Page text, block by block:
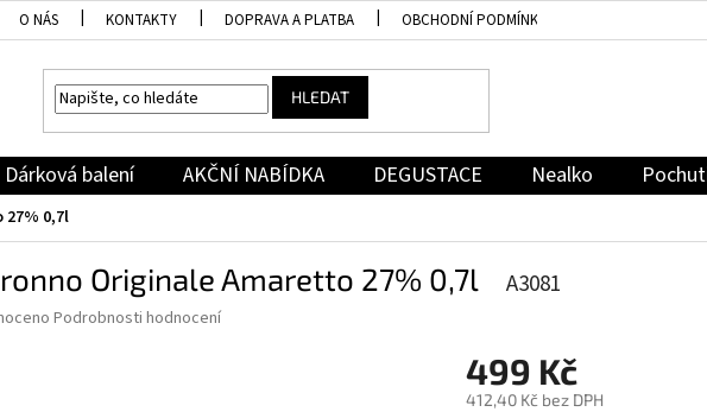
O NÁS KONTAKTY DOPRAVA A PLATBA OBCHODNÍ PODMÍNKY
HLEDAT
Dárková balení AKČNÍ NABÍDKA DEGUSTACE Nealko
0,7l
Originale Amaretto 27% 0,7l A3081
Podrobnosti hodnocení
499 Kč
412,40 Kč bez DPH